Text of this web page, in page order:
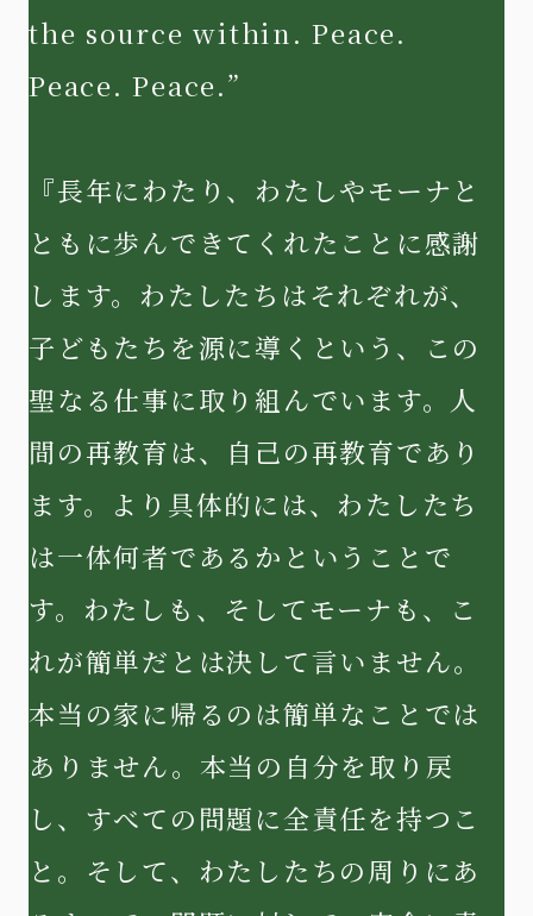
the source within. Peace.
Peace. Peace.”
『長年にわたり、わたしやモーナと
ともに歩んできてくれたことに感謝
します。わたしたちはそれぞれが、
子どもたちを源に導くという、この
聖なる仕事に取り組んでいます。人
間の再教育は、自己の再教育であり
ます。より具体的には、わたしたち
は一体何者であるかということで
す。わたしも、そしてモーナも、こ
れが簡単だとは決して言いません。
本当の家に帰るのは簡単なことでは
ありません。本当の自分を取り戻
し、すべての問題に全責任を持つこ
と。そして、わたしたちの周りにあ